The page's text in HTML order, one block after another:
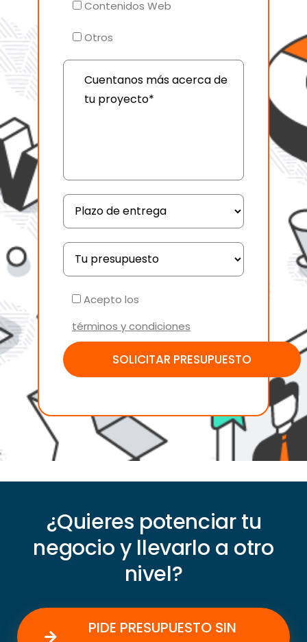
Contenidos Web
Otros
Acepto los
términos y condiciones
¿Quieres potenciar tu
negocio y llevarlo a otro
nivel?
PIDE PRESUPUESTO SIN